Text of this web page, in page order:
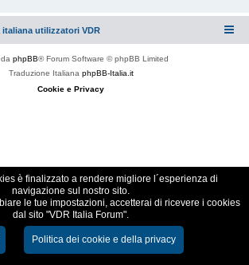
italiana utilizzatori VDR
phpBB® Forum Software © phpBB Limited
Traduzione Italiana phpBB-Italia.it
Cookie e Privacy
è finalizzato a rendere migliore l´esperienza di
navigazione sul nostro sito.
le tue impostazioni, accetterai di ricevere i cookies
dal sito "VDR Italia Forum".
Politica dei cookie e della privacy